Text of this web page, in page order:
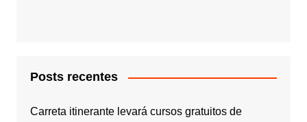
Posts recentes
Carreta itinerante levará cursos gratuitos de